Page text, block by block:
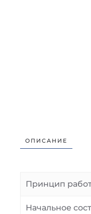
ОПИСАНИЕ
Принцип
Начальное